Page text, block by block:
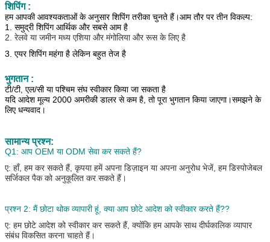
शिपिंग :
हम आपकी आवश्यकताओं के अनुसार शिपिंग तरीका चुनते हैं।आम तौर पर तीन विकल्प:
1. समुद्री शिपिंग आर्थिक और सबसे आम है
2. रेलवे या जमीन मध्य एशिया और मंगोलिया और रूस के लिए है
3. एयर शिपिंग महंगा है लेकिन बहुत तेज है
भुगतान :
टी/टी, एल/सी या पश्चिम संघ स्वीकार किया जा सकता है
यदि आदेश मूल्य 2000 अमरीकी डालर से कम है, तो पूरा भुगतान किया जाएगा।समझने के
लिए धन्यवाद।
सामान्य प्रश्न:
Q1: आप OEM या ODM सेवा कर सकते हैं?
ए: हाँ, हम कर सकते हैं, कृपया हमें अपना डिज़ाइन या अपना अनुरोध भेजें, हम डिस्पोजेबल
सर्जिकल पैक को अनुकूलित कर सकते हैं।
प्रश्न 2: मैं छोटा थोक व्यापारी हूं, क्या आप छोटे आदेश को स्वीकार करते हैं??
ए: हम छोटे आदेश को स्वीकार कर सकते हैं, क्योंकि हम आपके साथ दीर्घकालिक व्यापार
संबंध विकसित करना चाहते हैं।